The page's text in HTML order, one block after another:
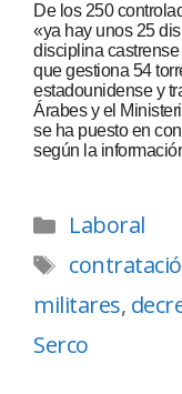
De los 250
«ya hay unos 25
disciplina
que gestiona 54
estadounidense y
Árabes y el
se ha puesto en
según la
Laboral
militares,
Serco